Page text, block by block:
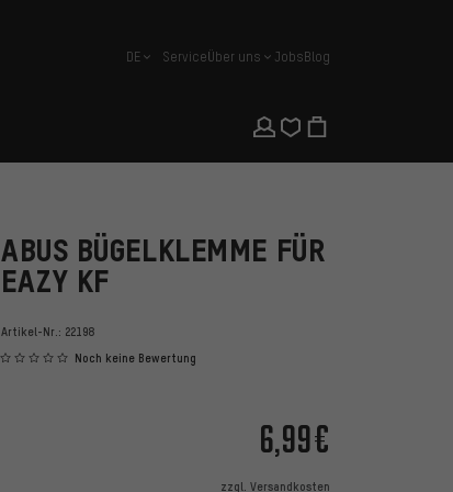
Deutsch
DE ServiceÜber uns JobsBlog
ABUS BÜGELKLEMME FÜR
EAZY KF
Artikel-Nr.: 22198
Noch keine Bewertung
6,99€
zzgl. Versandkosten